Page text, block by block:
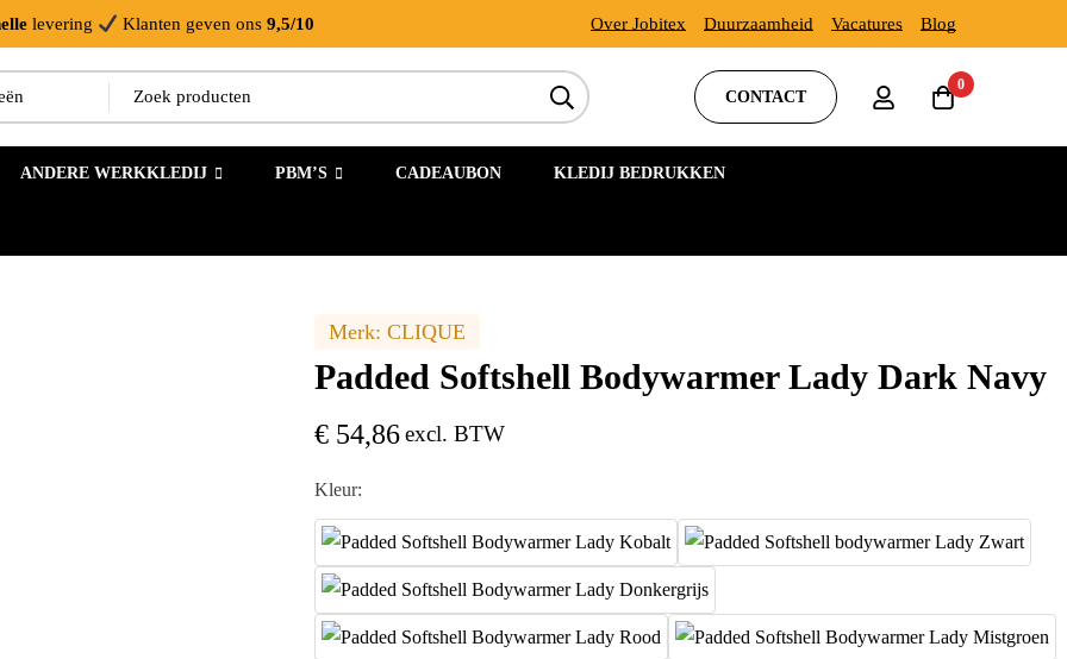
levering Klanten geven ons9,5/10 Over Jobitex Duurzaamheid Vacatures Blog
CONTACT
0
ANDERE WERKKLEDIJ PBM’S CADEAUBON KLEDIJ BEDRUKKEN
Merk: CLIQUE
Padded Softshell Bodywarmer Lady Dark Navy
€ 54,86excl. BTW
Kleur: